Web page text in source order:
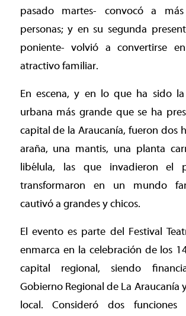
pasado martes- convocó a
personas; y en su segunda
poniente- volvió a convertirse
atractivo familiar.
En escena, y en lo que ha sido la
urbana más grande que se ha
capital de la Araucanía, fueron dos
araña, una mantis, una planta
libélula, las que invadieron el
transformaron en un mundo
cautivó a grandes y chicos.
El evento es parte del Festival
enmarca en la celebración de los
capital regional, siendo
Gobierno Regional de La Araucanía
local. Consideró dos funciones